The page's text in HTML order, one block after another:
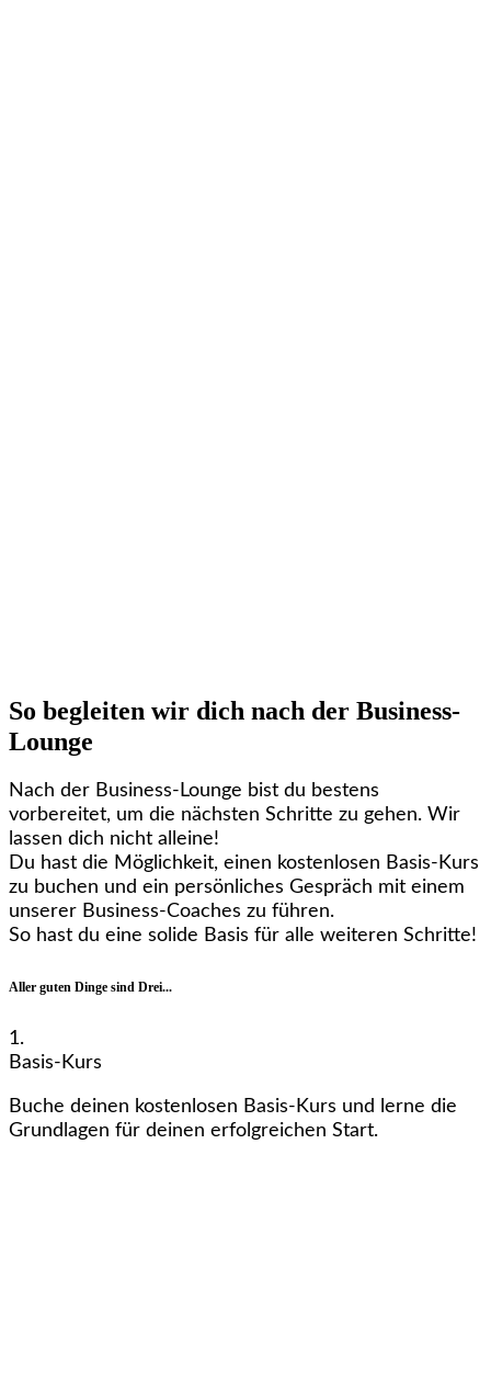
So begleiten wir dich nach der Business-
Lounge
Nach der Business-Lounge bist du bestens
vorbereitet, um die nächsten Schritte zu gehen. Wir
lassen dich nicht alleine!
Du hast die Möglichkeit, einen kostenlosen Basis-Kurs
zu buchen und ein persönliches Gespräch mit einem
unserer Business-Coaches zu führen.
So hast du eine solide Basis für alle weiteren Schritte!
Aller guten Dinge sind Drei...
1.
Basis-Kurs
Buche deinen kostenlosen Basis-Kurs und lerne die
Grundlagen für deinen erfolgreichen Start.